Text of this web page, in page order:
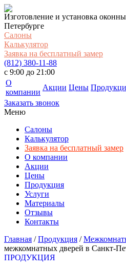
Изготовление и установка
Петербурге
Салоны
Калькулятор
Заявка на бесплатный замер
(812) 380-11-88
c 9:00 до 21:00
О
компании
Акции Цены
Заказать звонок
Меню
Салоны
Калькулятор
Заявка на бесплатный замер
О компании
Акции
Цены
Продукция
Услуги
Материалы
Отзывы
Контакты
Главная /Продукция /
межкомнатных дверей в Санкт-
ПРОДУКЦИЯ